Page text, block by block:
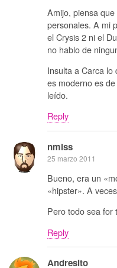
Amijo, piensa
personales. A mi
el Crysis 2 ni el
no hablo de
Insulta a Carca
es moderno es
leído.
Reply
nmlss
25 marzo 2011
Bueno, era un
«hipster». A
Pero todo sea
Reply
Andresito